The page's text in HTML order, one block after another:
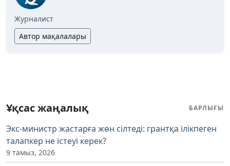
Журналист
Автор мақалалары
Ұқсас жаңалық БАРЛЫҒЫ
Экс-министр жастарға жөн сілтеді: грантқа ілікпеген
талапкер не істеуі керек?
9 тамыз, 2026